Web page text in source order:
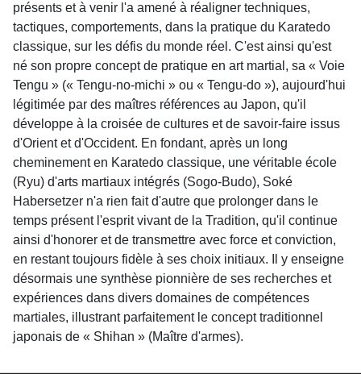
présents et à venir l'a amené à réaligner techniques,
tactiques, comportements, dans la pratique du Karatedo
classique, sur les défis du monde réel. C'est ainsi qu'est
né son propre concept de pratique en art martial, sa « Voie
Tengu » (« Tengu-no-michi » ou « Tengu-do »), aujourd'hui
légitimée par des maîtres références au Japon, qu'il
développe à la croisée de cultures et de savoir-faire issus
d'Orient et d'Occident. En fondant, après un long
cheminement en Karatedo classique, une véritable école
(Ryu) d'arts martiaux intégrés (Sogo-Budo), Soké
Habersetzer n'a rien fait d'autre que prolonger dans le
temps présent l'esprit vivant de la Tradition, qu'il continue
ainsi d'honorer et de transmettre avec force et conviction,
en restant toujours fidèle à ses choix initiaux. Il y enseigne
désormais une synthèse pionnière de ses recherches et
expériences dans divers domaines de compétences
martiales, illustrant parfaitement le concept traditionnel
japonais de « Shihan » (Maître d'armes).